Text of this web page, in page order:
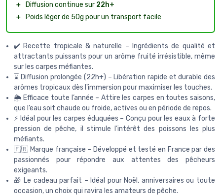
＋
Diffusion continue sur 22h+
＋
Poids léger de 50g pour un transport facile
✔️ Recette tropicale & naturelle – Ingrédients de qualité et
attractants puissants pour un arôme fruité irrésistible, même
sur les carpes méfiantes.
⌛ Diffusion prolongée (22h+) – Libération rapide et durable des
arômes tropicaux dès l'immersion pour maximiser les touches.
🌦️ Efficace toute l’année – Attire les carpes en toutes saisons,
que l’eau soit chaude ou froide, actives ou en période de repos.
⚡ Idéal pour les carpes éduquées – Conçu pour les eaux à forte
pression de pêche, il stimule l’intérêt des poissons les plus
méfiants.
🇫🇷 Marque française – Développé et testé en France par des
passionnés pour répondre aux attentes des pêcheurs
exigeants.
🎁 Le cadeau parfait – Idéal pour Noël, anniversaires ou toute
occasion, un choix qui ravira les amateurs de pêche.